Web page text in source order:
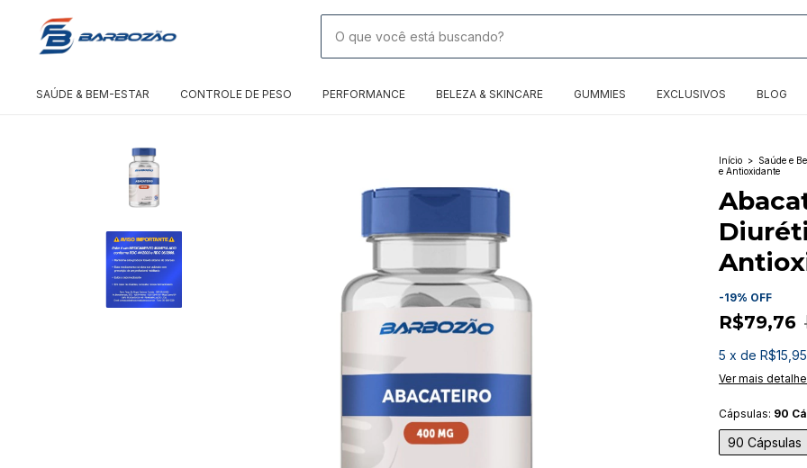
SAÚDE & BEM-ESTAR CONTROLE DE PESO PERFORMANCE BELEZA & SKINCARE GUMMIES EXCLUSIVOS BLOG
Início > Saúde e
e Antioxidante
-19% OFF
R$79,76
5 x de R$15,95
Ver mais
Cápsulas: 90
90 Cápsulas